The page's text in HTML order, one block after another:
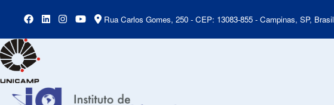
Rua Carlos Gomes, 250 - CEP: 13083-855 - Campinas, SP, Brasil